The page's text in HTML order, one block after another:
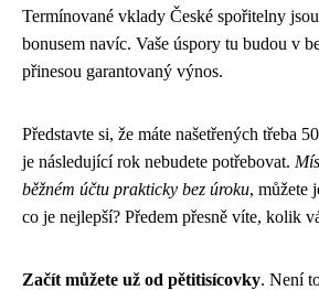
Termínované vklady České spořitelny
bonusem navíc. Vaše úspory tu budou v
přinesou garantovaný výnos.
Představte si, že máte našetřených třeba
je následující rok nebudete potřebovat.
běžném účtu prakticky bez úroku, můžete
co je nejlepší? Předem přesně víte, kolik
Začít můžete už od pětitisícovky. Není